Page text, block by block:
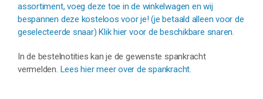
assortiment, voeg deze toe in de winkelwagen en wij
bespannen deze kosteloos voor je! (je betaald alleen voor de
geselecteerde snaar) Klik hier voor de beschikbare snaren.
In de bestelnotities kan je de gewenste spankracht
vermelden. Lees hier meer over de spankracht.